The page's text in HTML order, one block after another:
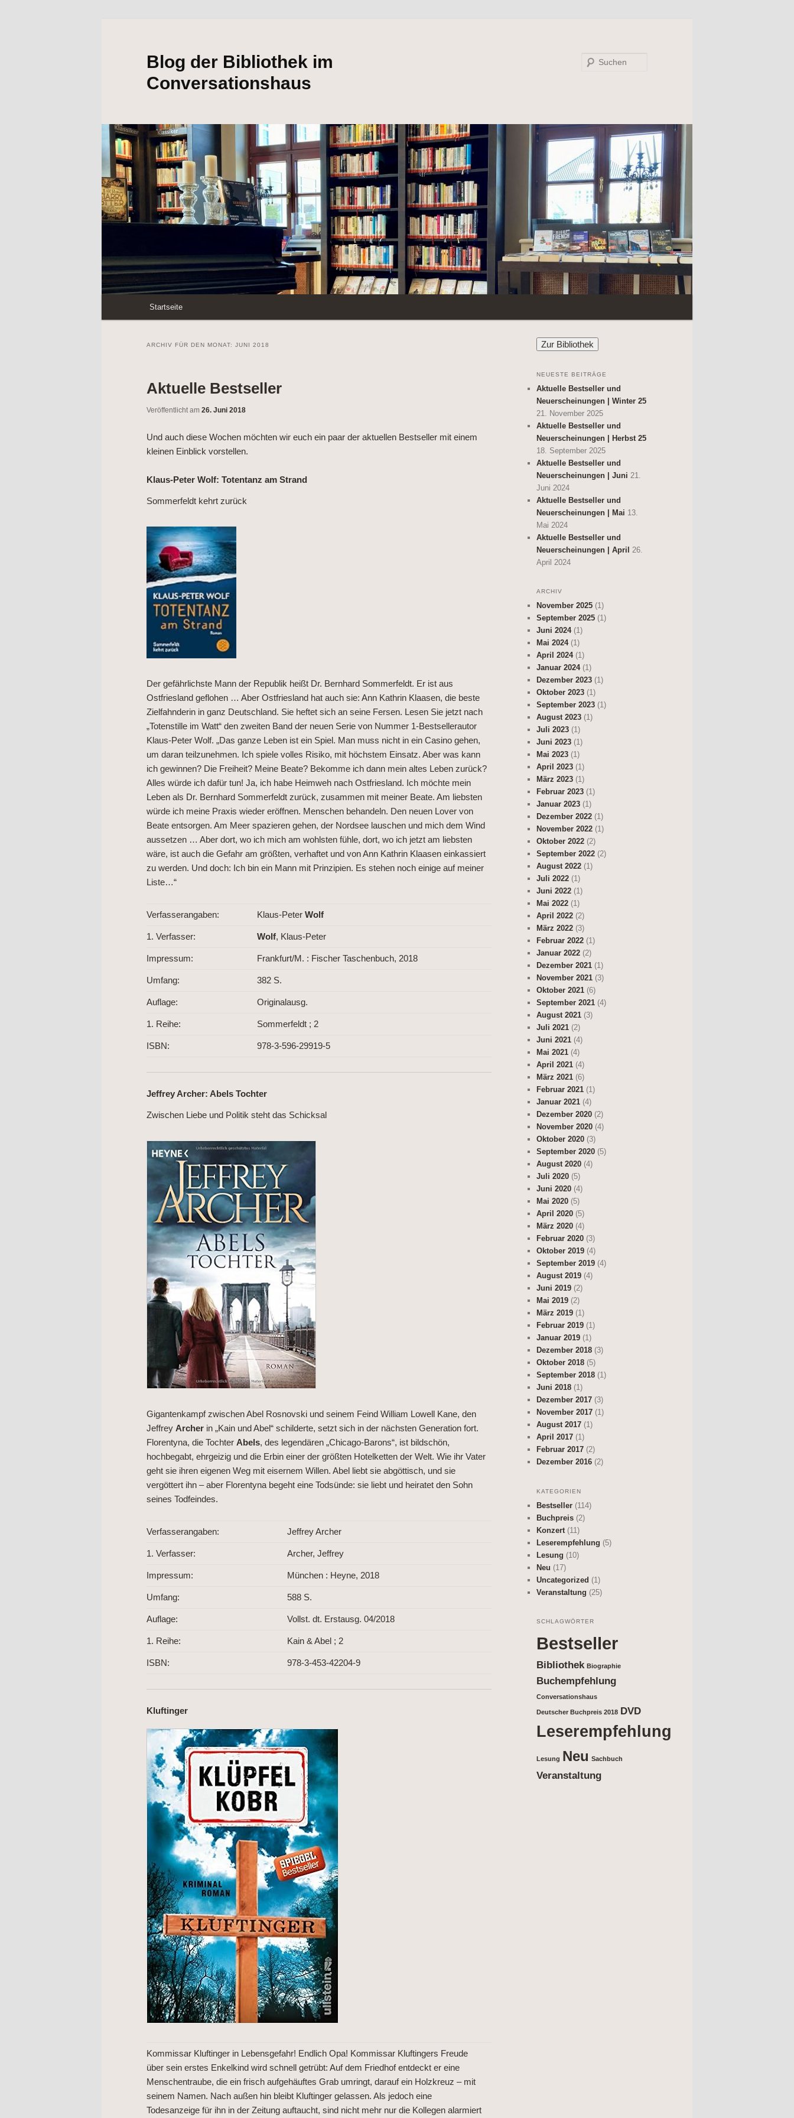
Blog der Bibliothek im
Conversationshaus
Zum
Zum
wechseln
Startseite
ARCHIV FÜR DEN MONAT: JUNI 2018
Aktuelle Bestseller
Veröffentlicht am 26. Juni 2018
Und auch diese Wochen möchten wir euch ein paar der aktuellen Bestseller mit einem
kleinen Einblick vorstellen.
Klaus-Peter Wolf: Totentanz am Strand
Sommerfeldt kehrt zurück
Der gefährlichste Mann der Republik heißt Dr. Bernhard Sommerfeldt. Er ist aus
Ostfriesland geflohen … Aber Ostfriesland hat auch sie: Ann Kathrin Klaasen, die beste
Zielfahnderin in ganz Deutschland. Sie heftet sich an seine Fersen. Lesen Sie jetzt nach
„Totenstille im Watt“ den zweiten Band der neuen Serie von Nummer 1-Bestsellerautor
Klaus-Peter Wolf. „Das ganze Leben ist ein Spiel. Man muss nicht in ein Casino gehen,
um daran teilzunehmen. Ich spiele volles Risiko, mit höchstem Einsatz. Aber was kann
ich gewinnen? Die Freiheit? Meine Beate? Bekomme ich dann mein altes Leben zurück?
Alles würde ich dafür tun! Ja, ich habe Heimweh nach Ostfriesland. Ich möchte mein
Leben als Dr. Bernhard Sommerfeldt zurück, zusammen mit meiner Beate. Am liebsten
würde ich meine Praxis wieder eröffnen. Menschen behandeln. Den neuen Lover von
Beate entsorgen. Am Meer spazieren gehen, der Nordsee lauschen und mich dem Wind
aussetzen … Aber dort, wo ich mich am wohlsten fühle, dort, wo ich jetzt am liebsten
wäre, ist auch die Gefahr am größten, verhaftet und von Ann Kathrin Klaasen einkassiert
zu werden. Und doch: Ich bin ein Mann mit Prinzipien. Es stehen noch einige auf meiner
Liste…“
Verfasserangaben: Klaus-Peter Wolf
1. Verfasser: Wolf, Klaus-Peter
Impressum: Frankfurt/M. : Fischer Taschenbuch, 2018
Umfang: 382 S.
Auflage: Originalausg.
1. Reihe: Sommerfeldt ; 2
ISBN: 978-3-596-29919-5
Jeffrey Archer: Abels Tochter
Zwischen Liebe und Politik steht das Schicksal
Gigantenkampf zwischen Abel Rosnovski und seinem Feind William Lowell Kane, den
Jeffrey Archer in „Kain und Abel“ schilderte, setzt sich in der nächsten Generation fort.
Florentyna, die Tochter Abels, des legendären „Chicago-Barons“, ist bildschön,
hochbegabt, ehrgeizig und die Erbin einer der größten Hotelketten der Welt. Wie ihr Vater
geht sie ihren eigenen Weg mit eisernem Willen. Abel liebt sie abgöttisch, und sie
vergöttert ihn – aber Florentyna begeht eine Todsünde: sie liebt und heiratet den Sohn
seines Todfeindes.
Verfasserangaben: Jeffrey Archer
1. Verfasser: Archer, Jeffrey
Impressum: München : Heyne, 2018
Umfang: 588 S.
Auflage: Vollst. dt. Erstausg. 04/2018
1. Reihe: Kain & Abel ; 2
ISBN: 978-3-453-42204-9
Kluftinger
Kommissar Kluftinger in Lebensgefahr! Endlich Opa! Kommissar Kluftingers Freude
über sein erstes Enkelkind wird schnell getrübt: Auf dem Friedhof entdeckt er eine
Menschentraube, die ein frisch aufgehäuftes Grab umringt, darauf ein Holzkreuz – mit
seinem Namen. Nach außen hin bleibt Kluftinger gelassen. Als jedoch eine
Todesanzeige für ihn in der Zeitung auftaucht, sind nicht mehr nur die Kollegen alarmiert
NEUESTE BEITRÄGE
Aktuelle Bestseller und
Neuerscheinungen | Winter 25
21. November 2025
Aktuelle Bestseller und
Neuerscheinungen | Herbst 25
18. September 2025
Aktuelle Bestseller und
Neuerscheinungen | Juni 21.
Juni 2024
Aktuelle Bestseller und
Neuerscheinungen | Mai 13.
Mai 2024
Aktuelle Bestseller und
Neuerscheinungen | April
26.
April 2024
ARCHIV
November 2025 (1)
September 2025 (1)
Juni 2024(1)
Mai 2024(1)
April 2024(1)
Januar 2024(1)
Dezember 2023 (1)
Oktober 2023 (1)
September 2023 (1)
August 2023 (1)
Juli 2023 (1)
Juni 2023 (1)
Mai 2023 (1)
April 2023 (1)
März 2023 (1)
Februar 2023 (1)
Januar 2023 (1)
Dezember 2022 (1)
November 2022 (1)
Oktober 2022 (2)
September 2022 (2)
August 2022 (1)
Juli 2022 (1)
Juni 2022 (1)
Mai 2022 (1)
April 2022 (2)
März 2022 (3)
Februar 2022 (1)
Januar 2022 (2)
Dezember 2021 (1)
November 2021 (3)
Oktober 2021 (6)
September 2021 (4)
August 2021 (3)
Juli 2021 (2)
Juni 2021 (4)
Mai 2021 (4)
April 2021 (4)
März 2021 (6)
Februar 2021 (1)
Januar 2021 (4)
Dezember 2020 (2)
November 2020 (4)
Oktober 2020 (3)
September 2020 (5)
August 2020 (4)
Juli 2020 (5)
Juni 2020 (4)
Mai 2020 (5)
April 2020 (5)
März 2020 (4)
Februar 2020 (3)
Oktober 2019 (4)
September 2019 (4)
August 2019 (4)
Juni 2019 (2)
Mai 2019 (2)
März 2019 (1)
Februar 2019 (1)
Januar 2019 (1)
Dezember 2018 (3)
Oktober 2018 (5)
September 2018 (1)
Juni 2018 (1)
Dezember 2017 (3)
November 2017 (1)
August 2017 (1)
April 2017 (1)
Februar 2017 (2)
Dezember 2016 (2)
KATEGORIEN
Bestseller (114)
Buchpreis (2)
Konzert (11)
Leserempfehlung (5)
Lesung (10)
Neu (17)
Uncategorized (1)
Veranstaltung (25)
SCHLAGWÖRTER
Bestseller
Bibliothek Biographie
Buchempfehlung
Conversationshaus
Deutscher Buchpreis 2018 DVD
Leserempfehlung
Lesung Neu Sachbuch
Veranstaltung